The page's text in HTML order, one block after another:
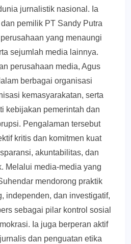
jurnalistik nasional. Ia
pemilik PT Sandy Putra
yang menaungi
sejumlah media lainnya.
perusahaan media, Agus
berbagai organisasi
kemasyarakatan, serta
kebijakan pemerintah dan
Pengalaman tersebut
kritis dan komitmen kuat
akuntabilitas, dan
Melalui media-media yang
mendorong praktik
independen, dan investigatif,
sebagai pilar kontrol sosial
Ia juga berperan aktif
dan penguatan etika